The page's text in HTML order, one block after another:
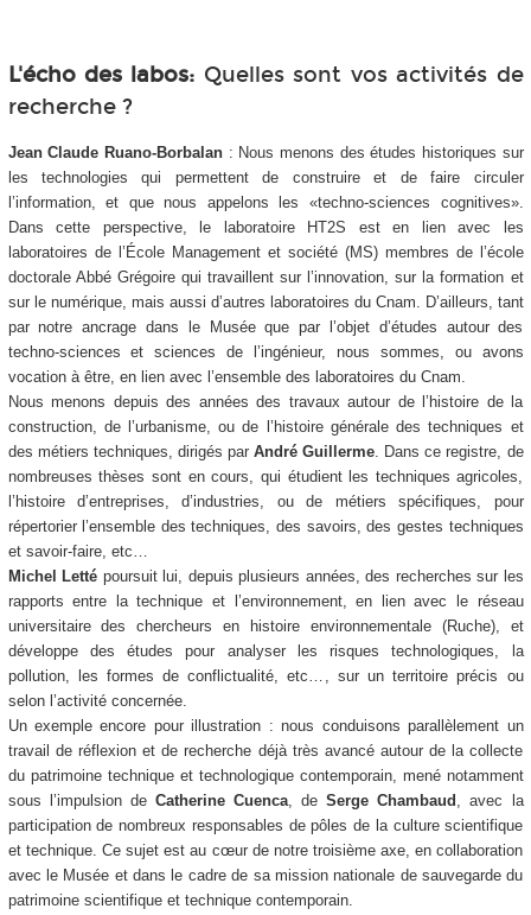
L'écho des labos: Quelles sont vos activités de
recherche ?
Jean Claude Ruano-Borbalan: Nous menons des études historiques sur
les technologies qui permettent de construire et de faire circuler
l’information, et que nous appelons les «techno-sciences cognitives».
Dans cette perspective, le laboratoire HT2S est en lien avec les
laboratoires de l’École Management et société (MS) membres de l’école
doctorale Abbé Grégoire qui travaillent sur l’innovation, sur la formation et
sur le numérique, mais aussi d’autres laboratoires du Cnam. D’ailleurs, tant
par notre ancrage dans le Musée que par l’objet d’études autour des
techno-sciences et sciences de l’ingénieur, nous sommes, ou avons
vocation à être, en lien avec l’ensemble des laboratoires du Cnam.
Nous menons depuis des années des travaux autour de l’histoire de la
construction, de l’urbanisme, ou de l’histoire générale des techniques et
des métiers techniques, dirigés par André Guillerme. Dans ce registre, de
nombreuses thèses sont en cours, qui étudient les techniques agricoles,
l’histoire d’entreprises, d’industries, ou de métiers spécifiques, pour
répertorier l’ensemble des techniques, des savoirs, des gestes techniques
et savoir-faire, etc…
Michel Letté poursuit lui, depuis plusieurs années, des recherches sur les
rapports entre la technique et l’environnement, en lien avec le réseau
universitaire des chercheurs en histoire environnementale (Ruche), et
développe des études pour analyser les risques technologiques, la
pollution, les formes de conflictualité, etc…, sur un territoire précis ou
selon l’activité concernée.
Un exemple encore pour illustration : nous conduisons parallèlement un
travail de réflexion et de recherche déjà très avancé autour de la collecte
du patrimoine technique et technologique contemporain, mené notamment
sous l’impulsion de Catherine Cuenca, deSerge Chambaud , avec la
participation de nombreux responsables de pôles de la culture scientifique
et technique. Ce sujet est au cœur de notre troisième axe, en collaboration
avec le Musée et dans le cadre de sa mission nationale de sauvegarde du
patrimoine scientifique et technique contemporain.